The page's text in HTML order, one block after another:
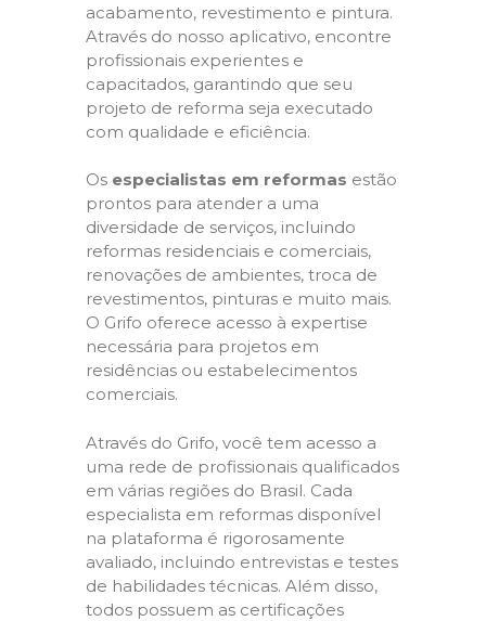
acabamento, revestimento e pintura.
Através do nosso aplicativo, encontre
profissionais experientes e
capacitados, garantindo que seu
projeto de reforma seja executado
com qualidade e eficiência.
Os especialistas em reformas estão
prontos para atender a uma
diversidade de serviços, incluindo
reformas residenciais e comerciais,
renovações de ambientes, troca de
revestimentos, pinturas e muito mais.
O Grifo oferece acesso à expertise
necessária para projetos em
residências ou estabelecimentos
comerciais.
Através do Grifo, você tem acesso a
uma rede de profissionais qualificados
em várias regiões do Brasil. Cada
especialista em reformas disponível
na plataforma é rigorosamente
avaliado, incluindo entrevistas e testes
de habilidades técnicas. Além disso,
todos possuem as certificações